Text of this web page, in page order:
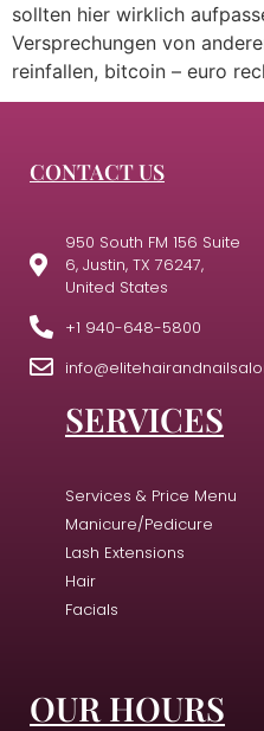
sollten hier wirklich
Versprechungen von
reinfallen, bitcoin – euro
CONTACT US
950 South FM 156 Suite
6, Justin, TX 76247,
United States
+1 940-648-5800
SERVICES
Services & Price Menu
Manicure/Pedicure
Lash Extensions
Hair
Facials
OUR HOURS